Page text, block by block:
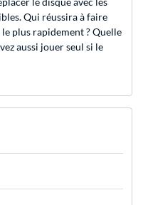
Qui réussira à faire
plus rapidement ? Quelle
aussi jouer seul si le